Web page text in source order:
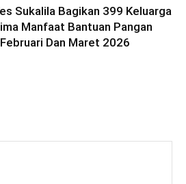
Sukalila Bagikan 399 Keluarga
Manfaat Bantuan Pangan
Dan Maret 2026